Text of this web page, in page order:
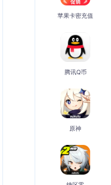
苹果卡密充值
腾讯Q币
原神